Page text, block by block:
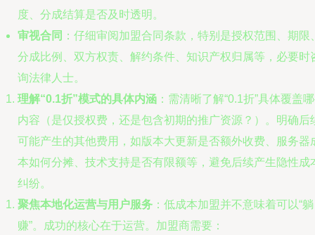
度、分成结算是否及时透明。
审视合同 ：仔细审阅加盟合同条款，特别是授权范围、期限
分成比例、双方权责、解约条件、知识产权归属等，必要时
询法律人士。
理解“0.1折”模式的具体内涵 ：需清晰了解“0.1折”具体覆盖
内容（是仅授权费，还是包含初期的推广资源？）。明确后
可能产生的其他费用，如版本大更新是否额外收费、服务器
本如何分摊、技术支持是否有限额等，避免后续产生隐性成
纠纷。
聚焦本地化运营与用户服务 ：低成本加盟并不意味着可以“躺
赚”。成功的核心在于运营。加盟商需要：